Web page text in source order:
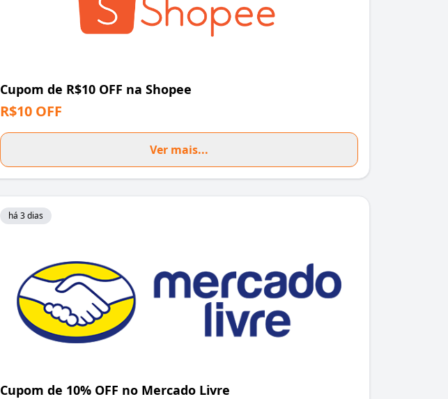
Cupom de R$10 OFF na Shopee
R$10 OFF
Ver mais...
há 3 dias
Cupom de 10% OFF no Mercado Livre